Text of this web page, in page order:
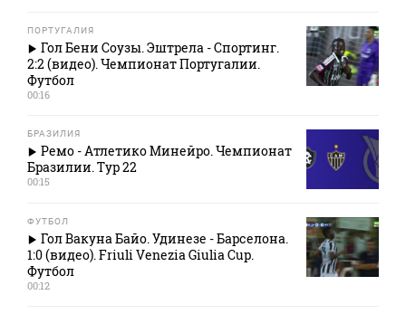
ПОРТУГАЛИЯ
Гол Бени Соузы. Эштрела - Спортинг.
2:2 (видео). Чемпионат Португалии.
Футбол
00:16
БРАЗИЛИЯ
Ремо - Атлетико Минейро. Чемпионат
Бразилии. Тур 22
00:15
ФУТБОЛ
Гол Вакуна Байо. Удинезе - Барселона.
1:0 (видео). Friuli Venezia Giulia Cup.
Футбол
00:12